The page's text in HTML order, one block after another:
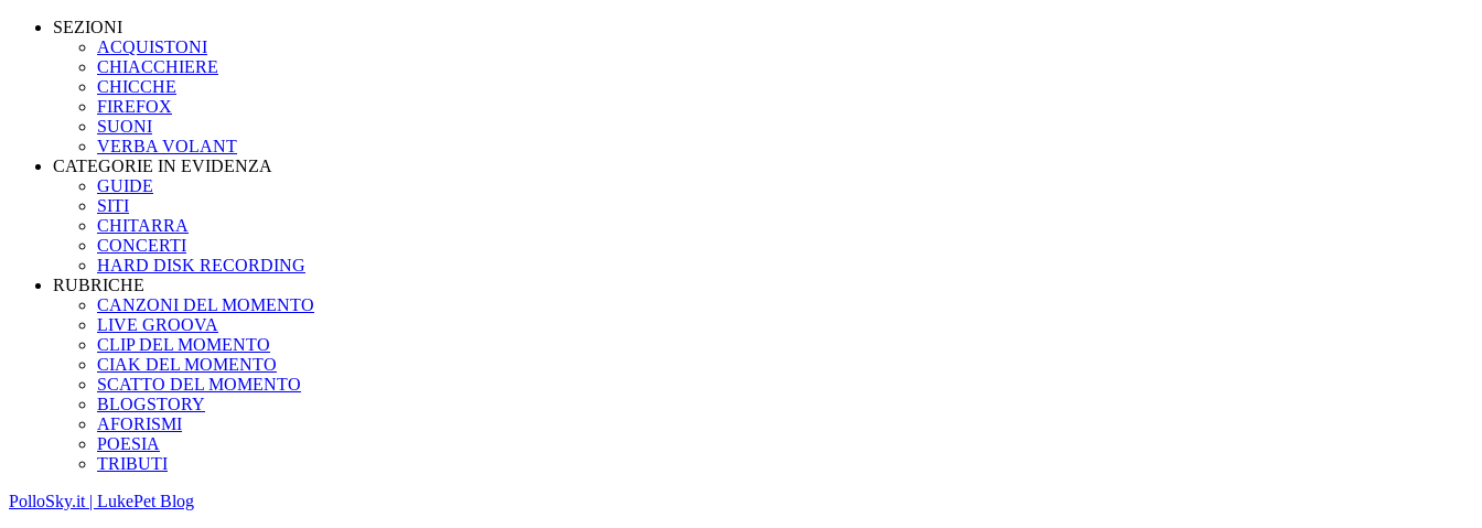
SEZIONI
ACQUISTONI
CHIACCHIERE
CHICCHE
FIREFOX
SUONI
VERBA VOLANT
CATEGORIE IN EVIDENZA
GUIDE
SITI
CHITARRA
CONCERTI
HARD DISK RECORDING
RUBRICHE
CANZONI DEL MOMENTO
LIVE GROOVA
CLIP DEL MOMENTO
CIAK DEL MOMENTO
SCATTO DEL MOMENTO
BLOGSTORY
AFORISMI
POESIA
TRIBUTI
PolloSky.it | LukePet Blog